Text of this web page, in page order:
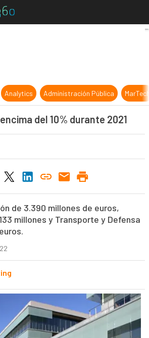
Indra crece por encima del 10%
Analytics Administración Pública
del 10% durante 2021
de 3.390 millones de euros,
millones y Transporte y Defensa